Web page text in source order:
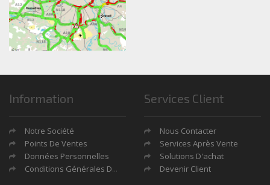
Information
Notre Société
Points De Ventes
Données Personnelles
Conditions Générales De Ventes
Services Client
Nous Contacter
Services Après Vente
Solutions D'achat
Devenir Client